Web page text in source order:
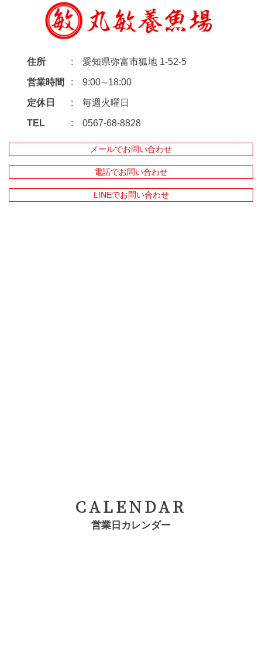
住所 愛知県弥富市狐地 1-52-5
営業時間 9:00∼18:00
定休日 毎週火曜日
TEL 0567-68-8828
メールでお問い合わせ
電話でお問い合わせ
LINEでお問い合わせ
CALENDAR
営業日カレンダー